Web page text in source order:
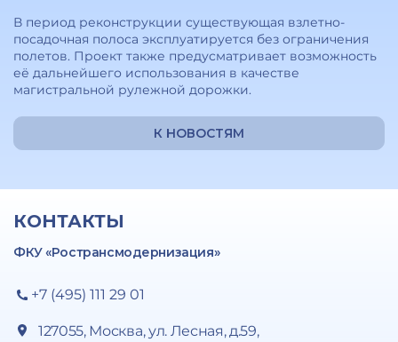
В период реконструкции существующая взлетно-
посадочная полоса эксплуатируется без ограничения
полетов. Проект также предусматривает возможность
её дальнейшего использования в качестве
магистральной рулежной дорожки.
К НОВОСТЯМ
КОНТАКТЫ
ФКУ «Ространсмодернизация»
+7 (495) 111 29 01
127055, Москва, ул. Лесная, д.59,